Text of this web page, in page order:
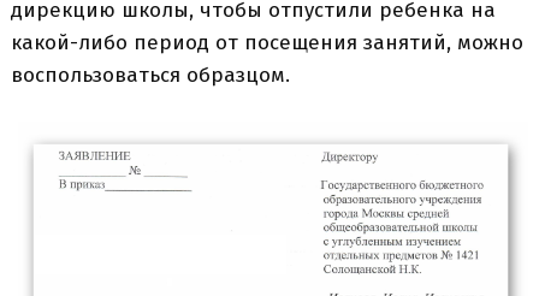
дирекцию школы, чтобы отпустили ребенка на
какой-либо период от посещения занятий, можно
воспользоваться образцом.